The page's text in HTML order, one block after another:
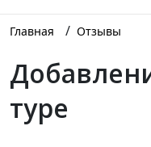
Главная / Отзывы
туре